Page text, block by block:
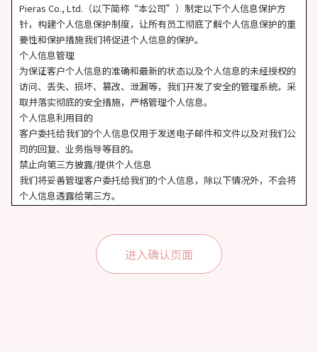
Pieras Co., Ltd.（以下简称“本公司”）制定以下个人信息保护方
针，构建个人信息保护制度，让所有员工彻底了解个人信息保护的重
要性和保护措施我们将促进个人信息的保护。
个人信息管理
为保证客户个人信息的准确和最新的状态以及个人信息的未经授权的
访问、丢失、损坏、篡改、泄漏等，我们开发了安全的管理系统，采
取并落实彻底的安全措施，严格管理个人信息。
个人信息利用目的
客户委托给我们的个人信息仅用于发送电子邮件和文件以及对我们公
司的回复、业务指导等目的。
禁止向第三方披露/提供个人信息
我们将妥善管理客户委托给我们的个人信息，除以下情况外，不会将
个人信息透露给第三方。
• 当法律要求披露时
我们采取彻底的安全措施来确保个人信息的准确性和安全性。